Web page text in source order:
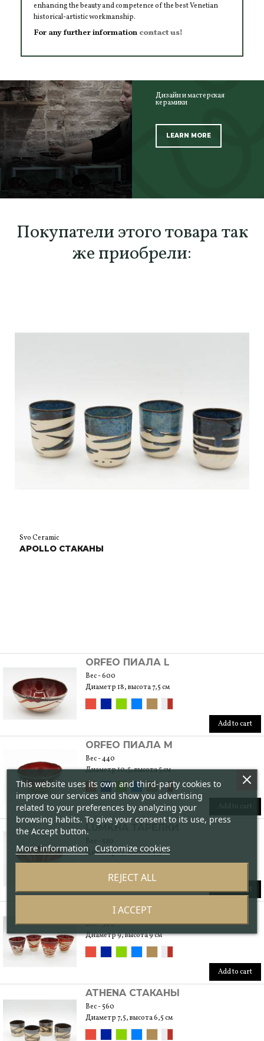
enhancing the beauty and competence of the best Venetian
historical-artistic workmanship.
For any further information contact us!
Дизайн и мастерская
керамики
LEARN MORE
Покупатели этого товара так
же приобрели:
Svo Ceramic
APOLLO СТАКАНЫ
ORFEO ПИАЛА L
Вес - 600
Диаметр 18, высота 7,5 см
Add to cart
ORFEO ПИАЛА M
Вес - 440
Диаметр 10,5, высота 5 см
Add to cart
LUMKHA ТАРЕЛКИ
Диаметр 13, высота 4,5 см
Add to cart
LUMKHA СТАКАНЫ M
Вес - 500
Диаметр 9, высота 9 см
Add to cart
ATHENA СТАКАНЫ
Вес - 560
Диаметр 7,5, высота 6,5 см
This website uses its own and third-party cookies to
improve our services and show you advertising
related to your preferences by analyzing your
browsing habits. To give your consent to its use, press
the Accept button.
More information Customize cookies
REJECT ALL
I ACCEPT